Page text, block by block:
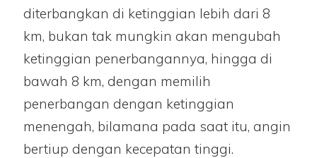
diterbangkan di ketinggian lebih dari 8
km, bukan tak mungkin akan mengubah
ketinggian penerbangannya, hingga di
bawah 8 km, dengan memilih
penerbangan dengan ketinggian
menengah, bilamana pada saat itu, angin
bertiup dengan kecepatan tinggi.